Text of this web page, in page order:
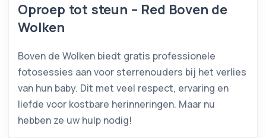
Oproep tot steun – Red Boven de
Wolken
Boven de Wolken biedt gratis professionele
fotosessies aan voor sterrenouders bij het verlies
van hun baby. Dit met veel respect, ervaring en
liefde voor kostbare herinneringen. Maar nu
hebben ze uw hulp nodig!